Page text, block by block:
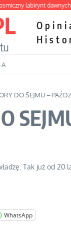
labirynt dawnych
DO SEJMU –
Tak już od 20
WhatsApp